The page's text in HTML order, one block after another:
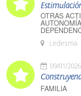
OTRAS
Ledesma
09/01/2026
FAMILIA